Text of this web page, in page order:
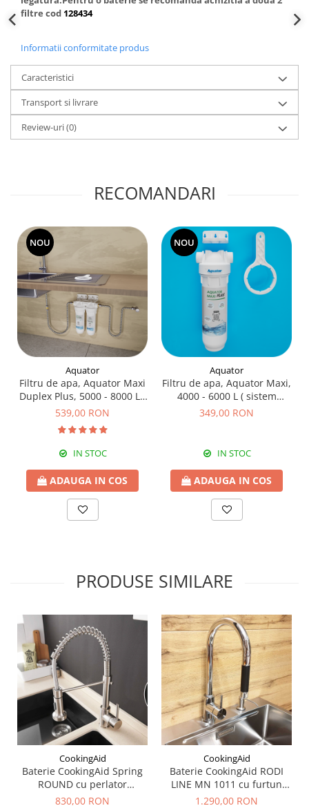
filtre cod 128434
Informatii conformitate produs
Caracteristici
Transport si livrare
Review-uri(0)
RECOMANDARI
NOU
Aquator
Filtru de apa, Aquator Maxi
Duplex Plus, 5000 - 8000 L (
sistem complet )
539,00 RON
IN STOC
ADAUGA IN COS
NOU
Aquator
Filtru de apa, Aquator Maxi,
4000 - 6000 L ( sistem
complet )
349,00 RON
IN STOC
ADAUGA IN COS
PRODUSE SIMILARE
CookingAid
Baterie CookingAid Spring
ROUND cu perlator
detasabil si buton de
830,00 RON
CookingAid
Baterie CookingAid RODI
LINE MN 1011 cu furtun
dus retractabil / extractibil
1.290,00 RON